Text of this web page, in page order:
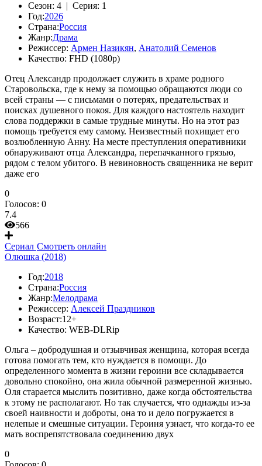
Сезон: 4 | Серия: 1
Год:2026
Страна:Россия
Жанр:Драма
Режиссер: Армен Назикян, Анатолий Семенов
Качество: FHD (1080p)
Отец Александр продолжает служить в храме родного
Старовольска, где к нему за помощью обращаются люди со
всей страны — с письмами о потерях, предательствах и
поисках душевного покоя. Для каждого настоятель находит
слова поддержки в самые трудные минуты. Но на этот раз
помощь требуется ему самому. Неизвестный похищает его
возлюбленную Анну. На месте преступления оперативники
обнаруживают отца Александра, перепачканного грязью,
рядом с телом убитого. В невиновность священника не верит
даже его
0
Голосов: 0
7.4
566
Сериал Смотреть онлайн
Олюшка (2018)
Год:2018
Страна:Россия
Жанр:Мелодрама
Режиссер: Алексей Праздников
Возраст:12+
Качество: WEB-DLRip
Ольга – добродушная и отзывчивая женщина, которая всегда
готова помогать тем, кто нуждается в помощи. До
определенного момента в жизни героини все складывается
довольно спокойно, она жила обычной размеренной жизнью.
Оля старается мыслить позитивно, даже когда обстоятельства
к этому не располагают. Но так случается, что однажды из-за
своей наивности и доброты, она то и дело погружается в
нелепые и смешные ситуации. Героиня узнает, что когда-то ее
мать воспрепятствовала соединению двух
0